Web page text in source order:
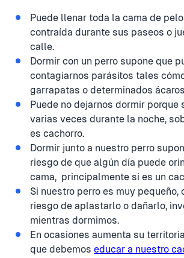
Puede llenar toda la cama de
contraída durante sus paseos o
calle.
Dormir con un perro supone que
contagiarnos parásitos tales
garrapatas o determinados
Puede no dejarnos dormir porque
varias veces durante la noche,
es cachorro.
Dormir junto a nuestro perro
riesgo de que algún día puede
cama, principalmente si es un
Si nuestro perro es muy pequeño,
riesgo de aplastarlo o dañarlo,
mientras dormimos.
En ocasiones aumenta su
que debemos educar a nuestro